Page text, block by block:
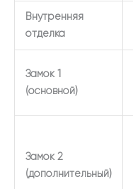
Внутренняя
отделка
Замок 1
(основной)
Замок 2
(дополнительный)